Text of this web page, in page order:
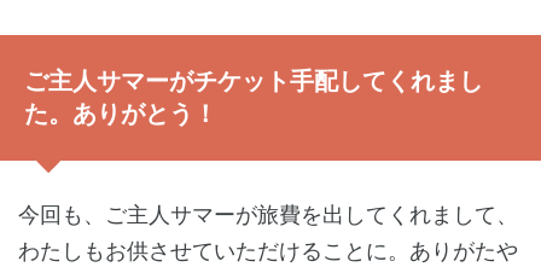
ご主人サマーがチケット手配してくれまし
た。ありがとう！
今回も、ご主人サマーが旅費を出してくれまして、
わたしもお供させていただけることに。ありがたや